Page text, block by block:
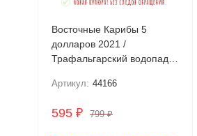
Восточные Карибы 5
долларов 2021 /
Трафальгарский водопад
Артикул: 44166
595 ₽ 799₽